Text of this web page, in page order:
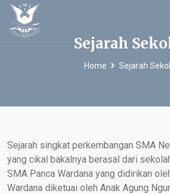
Sejarah
Home Sejarah
Sejarah singkat perkembangan SMA
yang cikal bakalnya berasal dari
SMA Panca Wardana yang didirikan
Wardana diketuai oleh Anak Agung